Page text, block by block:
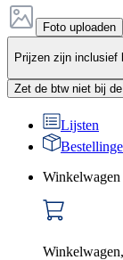
Foto uploaden
Prijzen zijn inclusief
Zet de btw niet bij
Lijsten
Winkelwagen
Winkelwagen,